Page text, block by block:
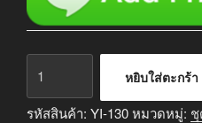
ชุด
ราตรี
หยิบใส่ตะกร้า
รหัสสินค้า: YI-130หมวดหมู่: